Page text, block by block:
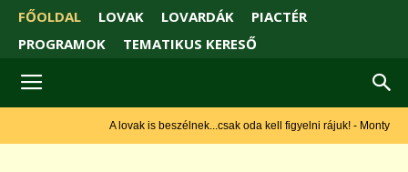
FŐOLDAL LOVAK LOVARDÁK
PIACTÉR
PROGRAMOK
TEMATIKUS KERESŐ
A lovak is beszélnek...csak oda kell figyelni rájuk! - Monty Roberts